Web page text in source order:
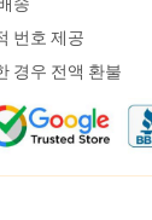
번호 제공
경우 전액 환불